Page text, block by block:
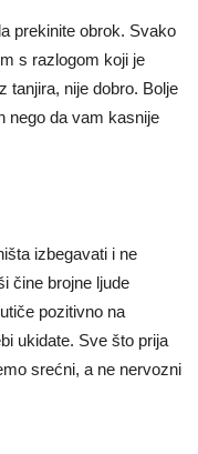
prekinite obrok. Svako
s razlogom koji je
tanjira, nije dobro. Bolje
nego da vam kasnije
izbegavati i ne
čine brojne ljude
pozitivno na
ukidate. Sve što prija
srećni, a ne nervozni